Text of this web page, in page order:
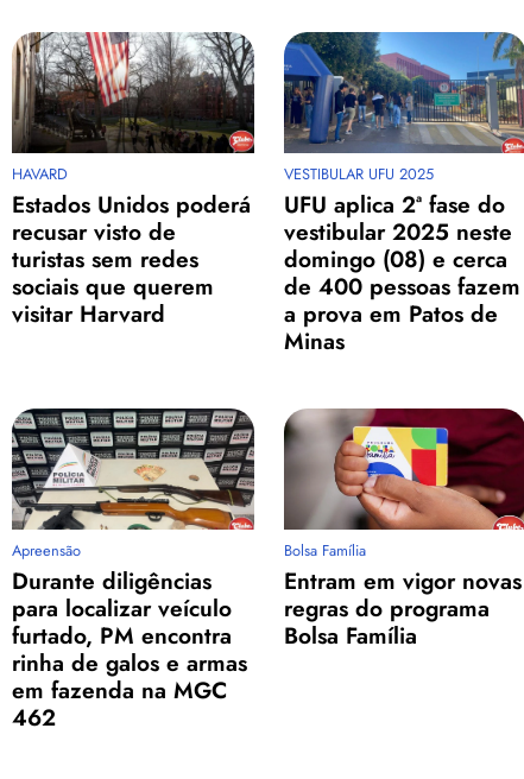
HAVARD
Estados Unidos poderá
recusar visto de
turistas sem redes
sociais que querem
visitar Harvard
VESTIBULAR UFU 2025
UFU aplica 2ª fase do
vestibular 2025 neste
domingo (08) e cerca
de 400 pessoas fazem
a prova em Patos de
Minas
Apreensão
Durante diligências
para localizar veículo
furtado, PM encontra
rinha de galos e armas
em fazenda na MGC
462
Bolsa Família
Entram em vigor novas
regras do programa
Bolsa Família